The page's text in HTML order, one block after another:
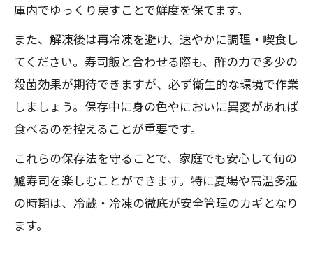
庫内でゆっくり戻すことで鮮度を保てます。
また、解凍後は再冷凍を避け、速やかに調理・喫食し
てください。寿司飯と合わせる際も、酢の力で多少の
殺菌効果が期待できますが、必ず衛生的な環境で作業
しましょう。保存中に身の色やにおいに異変があれば
食べるのを控えることが重要です。
これらの保存法を守ることで、家庭でも安心して旬の
鱸寿司を楽しむことができます。特に夏場や高温多湿
の時期は、冷蔵・冷凍の徹底が安全管理のカギとなり
ます。